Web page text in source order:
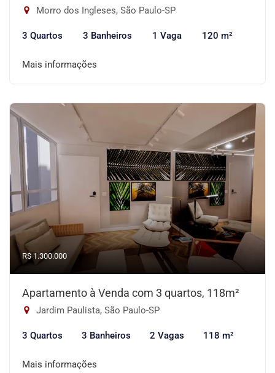
Morro dos Ingleses, São Paulo-SP
3 Quartos 3 Banheiros 1 Vaga 120 m²
Mais informações
R$ 1.300.000
Apartamento à Venda com 3 quartos, 118m²
Jardim Paulista, São Paulo-SP
3 Quartos 3 Banheiros 2 Vagas 118 m²
Mais informações